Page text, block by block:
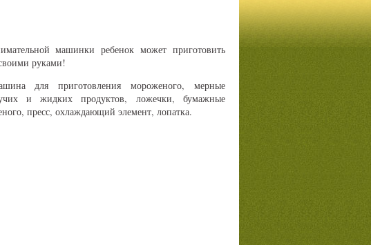
машинки ребенок может приготовить
руками!
для приготовления мороженого, мерные
и жидких продуктов, ложечки, бумажные
пресс, охлаждающий элемент, лопатка.